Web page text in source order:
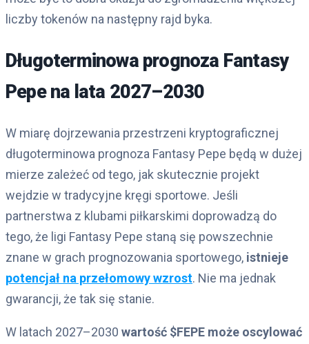
liczby tokenów na następny rajd byka.
Długoterminowa prognoza Fantasy
Pepe na lata 2027–2030
W miarę dojrzewania przestrzeni kryptograficznej
długoterminowa prognoza Fantasy Pepe będą w dużej
mierze zależeć od tego, jak skutecznie projekt
wejdzie w tradycyjne kręgi sportowe. Jeśli
partnerstwa z klubami piłkarskimi doprowadzą do
tego, że ligi Fantasy Pepe staną się powszechnie
znane w grach prognozowania sportowego, istnieje
potencjał na przełomowy wzrost. Nie ma jednak
gwarancji, że tak się stanie.
W latach 2027–2030 wartość $FEPE może oscylować